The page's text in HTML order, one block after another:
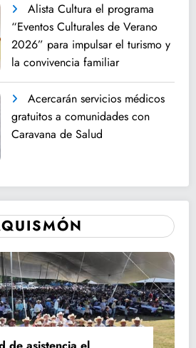
Alista Cultura el programa
“Eventos Culturales de Verano
2026” para impulsar el turismo y
la convivencia familiar
Acercarán servicios médicos
gratuitos a comunidades con
Caravana de Salud